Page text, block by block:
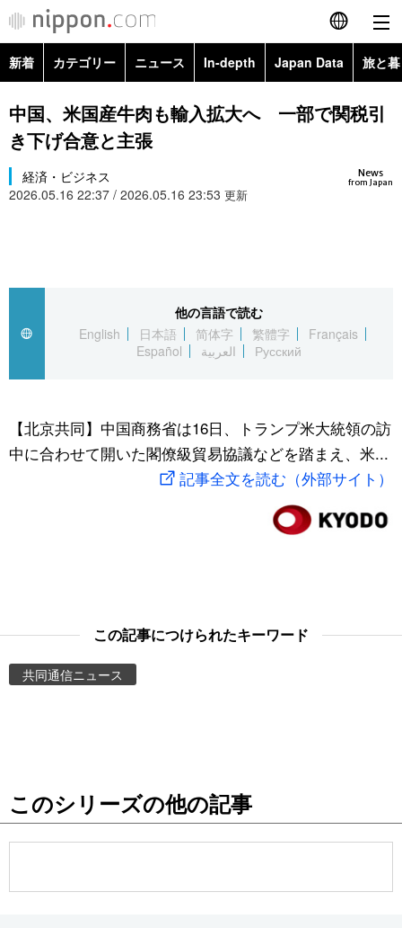
English
简体字
Русский
カテゴリー
国際
社会
文化
アーカイブ
Japan Data
旅と暮らし
動画/Live
Images
People
公式SNS
新着 カテゴリー ニュース In-depth Japan Data 旅と
政治・外交
経済・ビジネス
国際・海外
文化
科学・技術
暮らし
スポーツ・東京2020
Topics
中国、米国産牛肉も輸入拡大へ 一部で関税引
き下げ合意と主張
News
from Japan
経済・ビジネス
2026.05.16 22:37 / 2026.05.16 23:53 更新
他の言語で読む
English
日本語 简体字 繁體字
Français
Español
العربية Русский
【北京共同】中国商務省は16日、トランプ米大統領の訪
中に合わせて開いた閣僚級貿易協議などを踏まえ、米...
記事全文を読む（外部サイト）
この記事につけられたキーワード
共同通信ニュース
このシリーズの他の記事